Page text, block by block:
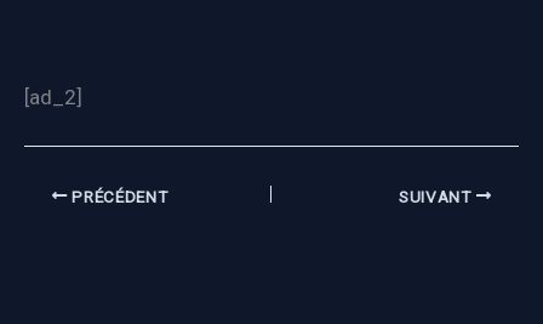
[ad_2]
PRÉCÉDENT SUIVANT